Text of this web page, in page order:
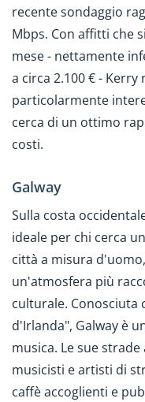
recente sondaggio
Mbps. Con affitti che
mese - nettamente
a circa 2.100 € -
particolarmente
cerca di un ottimo
costi.
Galway
Sulla costa
ideale per chi cerca
città a misura
un'atmosfera più
culturale. Conosciuta
d'Irlanda", Galway è
musica. Le sue
musicisti e artisti di
caffè accoglienti e